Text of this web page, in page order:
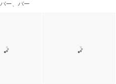
ー、バー